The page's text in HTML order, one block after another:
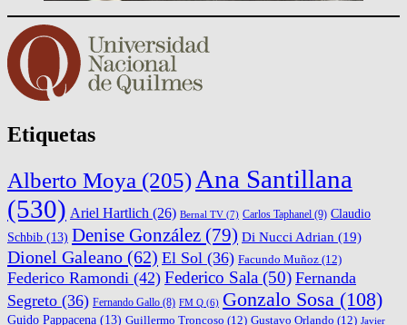
Etiquetas
Alberto Moya (205)Ana Santillana
(530) Ariel Hartlich (26) Bernal TV (7) Carlos Taphanel (9) Claudio
Schbib (13) Denise González (79) Di Nucci Adrian (19)
Dionel Galeano (62) El Sol (36) Facundo Muñoz (12)
Federico Ramondi (42) Federico Sala (50) Fernanda
Segreto (36) Fernando Gallo (8) FM Q (6) Gonzalo Sosa (108)
Guido Pappacena (13) Guillermo Troncoso (12) Gustavo Orlando (12) Javier